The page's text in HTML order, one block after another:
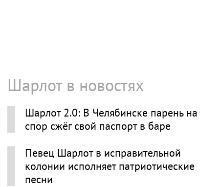
Шарлот в новостях
Шарлот 2.0: В Челябинске парень на
спор сжёг свой паспорт в баре
Певец Шарлот в исправительной
колонии исполняет патриотические
песни